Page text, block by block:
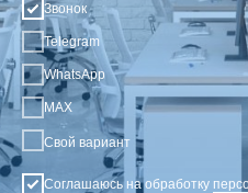
Звонок
Telegram
WhatsApp
MAX
Свой вариант
Соглашаюсь на обработку